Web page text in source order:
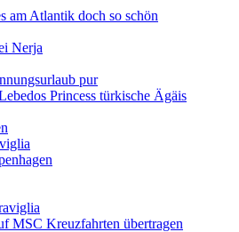
am Atlantik doch so schön
Nerja
pur
Princess türkische Ägäis
MSC Kreuzfahrten übertragen